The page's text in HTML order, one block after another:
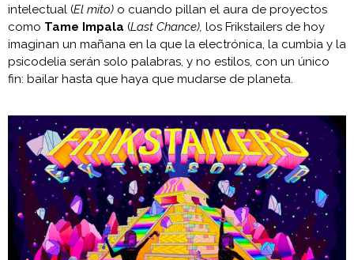
intelectual (El mito) o cuando pillan el aura de proyectos
como Tame Impala (Last Chance), los Frikstailers de hoy
imaginan un mañana en la que la electrónica, la cumbia y la
psicodelia serán solo palabras, y no estilos, con un único
fin: bailar hasta que haya que mudarse de planeta.